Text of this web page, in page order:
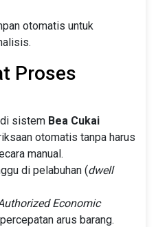
otomatis untuk
Proses
sistem Bea Cukai
otomatis tanpa harus
manual.
di pelabuhan (dwell
Economic
arus barang.